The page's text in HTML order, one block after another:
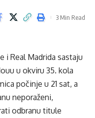
3 Min Read
i Real Madrida sastaju
u okviru 35. kola
počinje u 21 sat, a
neporaženi,
odbranu titule